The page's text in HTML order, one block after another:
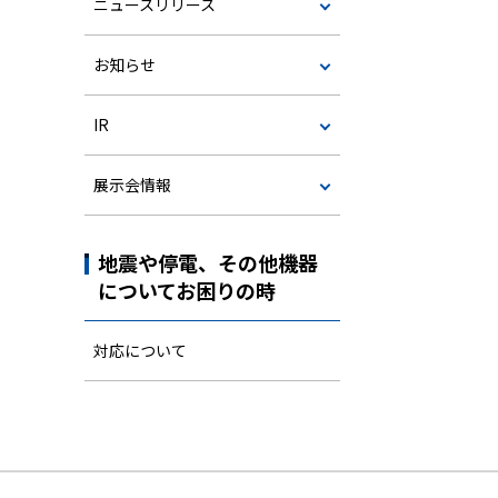
ニュースリリース
お知らせ
IR
展示会情報
地震や停電、その他機器
についてお困りの時
対応について